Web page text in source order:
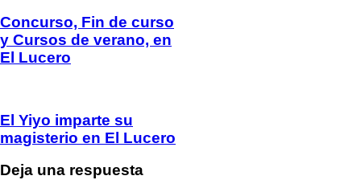
Concurso, Fin de curso
y Cursos de verano, en
El Lucero
El Yiyo imparte su
magisterio en El Lucero
Deja una respuesta